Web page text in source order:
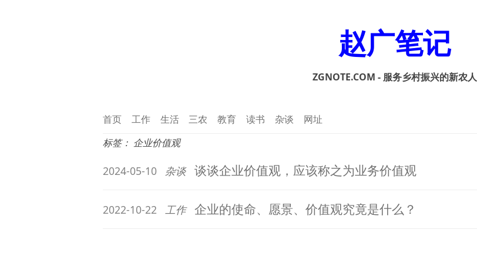
赵广笔记
ZGNOTE.COM - 服务乡村振兴的新农人
首页 工作 生活 三农 教育 读书 杂谈 网址
标签： 企业价值观
2024-05-10 杂谈 谈谈企业价值观，应该称之为业务价值观
2022-10-22 工作 企业的使命、愿景、价值观究竟是什么？